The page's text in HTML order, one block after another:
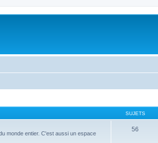
SUJETS
monde entier. C'est aussi un espace
56